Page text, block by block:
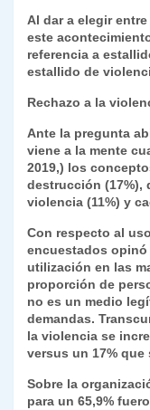
Al dar a elegir
este
referencia a
estallido de
Rechazo a la
Ante la pregunta
viene a la mente
2019,) los
destrucción (17%),
violencia (11%) y
Con respecto al
encuestados
utilización en las
proporción de
no es un medio
demandas.
la violencia se
versus un 17%
Sobre la
para un 65,9%